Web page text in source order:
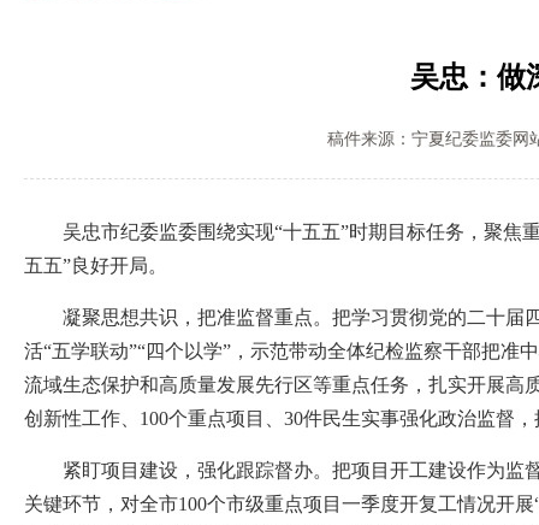
吴忠：做
稿件来源：宁夏纪委监委网
吴忠市纪委监委围绕实现“十五五”时期目标任务，聚焦
五五”良好开局。
凝聚思想共识，把准监督重点。把学习贯彻党的二十届四
活“五学联动”“四个以学”，示范带动全体纪检监察干部把
流域生态保护和高质量发展先行区等重点任务，扎实开展高
创新性工作、100个重点项目、30件民生实事强化政治监督
紧盯项目建设，强化跟踪督办。把项目开工建设作为监
关键环节，对全市100个市级重点项目一季度开复工情况开